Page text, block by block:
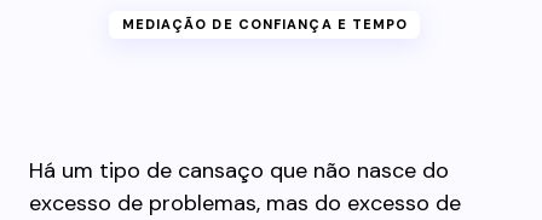
MEDIAÇÃO DE CONFIANÇA E TEMPO
Há um tipo de cansaço que não nasce do
excesso de problemas, mas do excesso de